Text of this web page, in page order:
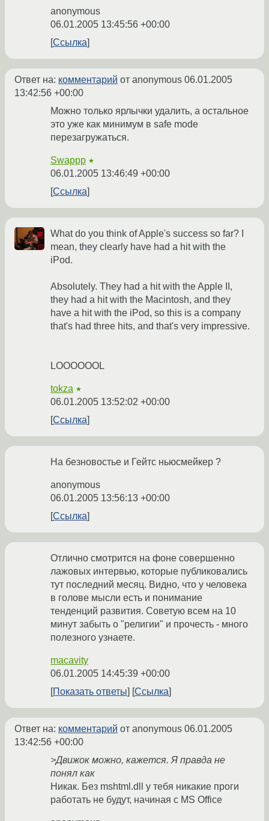
anonymous
06.01.2005 13:45:56 +00:00
Ссылка
Ответ на: комментарий от anonymous 06.01.2005
13:42:56 +00:00
Можно только ярлычки удалить, а остальное
это уже как минимум в safe mode
перезагружаться.
Swappp ★
06.01.2005 13:46:49 +00:00
Ссылка
What do you think of Apple's success so far? I
mean, they clearly have had a hit with the
iPod.
Absolutely. They had a hit with the Apple II,
they had a hit with the Macintosh, and they
have a hit with the iPod, so this is a company
that's had three hits, and that's very impressive.
LOOOOOOL
tokza ★
06.01.2005 13:52:02 +00:00
Ссылка
На безновостье и Гейтс ньюсмейкер ?
anonymous
06.01.2005 13:56:13 +00:00
Ссылка
Отлично смотрится на фоне совершенно
лажовых интервью, которые публиковались
тут последний месяц. Видно, что у человека
в голове мысли есть и понимание
тенденций развития. Советую всем на 10
минут забыть о "религии" и прочесть - много
полезного узнаете.
macavity
06.01.2005 14:45:39 +00:00
Показать ответы
Ссылка
Ответ на: комментарий от anonymous 06.01.2005
13:42:56 +00:00
>Движок можно, кажется. Я правда не
понял как
Никак. Без mshtml.dll у тебя никакие проги
работать не будут, начиная с MS Office